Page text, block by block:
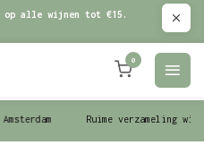
op alle wijnen tot €15.
0
Ruime verzameling